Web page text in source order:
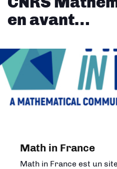
en avant…
Math in France
Math in France est un